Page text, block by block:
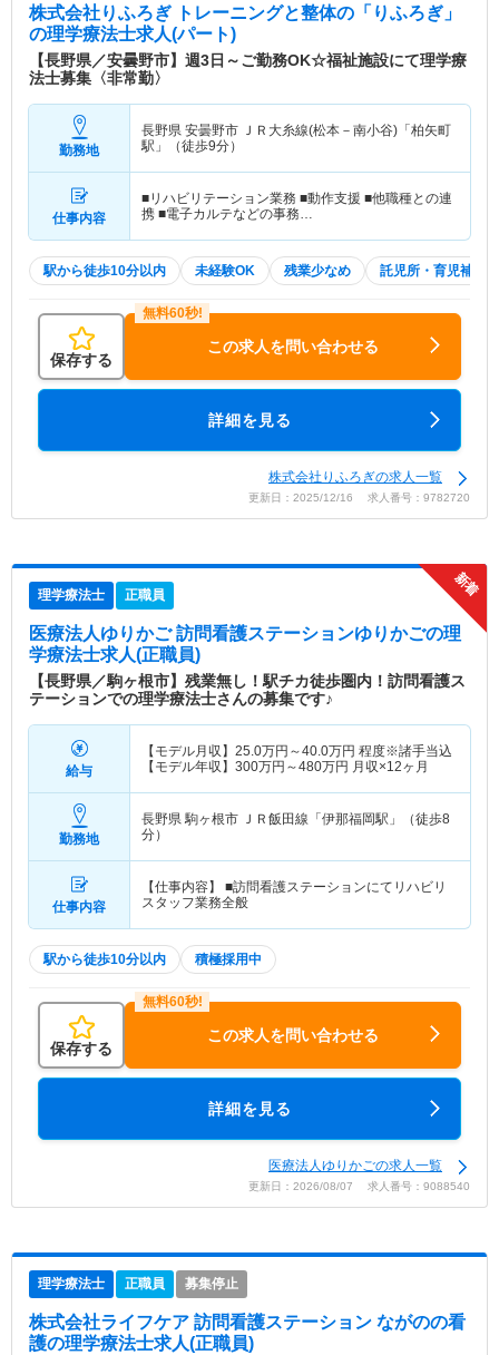
株式会社りふろぎ トレーニングと整体の「りふろぎ」
の理学療法士求人(パート)
【長野県／安曇野市】週3日～ご勤務OK☆福祉施設にて理学療
法士募集〈非常勤〉
勤務地
長野県 安曇野市 ＪＲ大糸線(松本－南小谷)「柏矢町
駅」（徒歩9分）
仕事内容
■リハビリテーション業務 ■動作支援 ■他職種との連
携 ■電子カルテなどの事務…
駅から徒歩10分以内 未経験OK 残業少なめ 託児所・育児補助
保存する
この求人を問い合わせる
詳細を見る
株式会社りふろぎの求人一覧
更新日：2025/12/16 求人番号：9782720
理学療法士 正職員
医療法人ゆりかご 訪問看護ステーションゆりかごの理
学療法士求人(正職員)
【長野県／駒ヶ根市】残業無し！駅チカ徒歩圏内！訪問看護ス
テーションでの理学療法士さんの募集です♪
給与
【モデル月収】 25.0万円～40.0万円 程度※諸手当込
【モデル年収】 300万円～480万円 月収×12ヶ月
勤務地
長野県 駒ヶ根市 ＪＲ飯田線「伊那福岡駅」（徒歩8
分）
仕事内容
【仕事内容】 ■訪問看護ステーションにてリハビリ
スタッフ業務全般
駅から徒歩10分以内 積極採用中
保存する
この求人を問い合わせる
詳細を見る
医療法人ゆりかごの求人一覧
更新日：2026/08/07 求人番号：9088540
理学療法士 正職員 募集停止
株式会社ライフケア 訪問看護ステーション ながのの看
護の理学療法士求人(正職員)